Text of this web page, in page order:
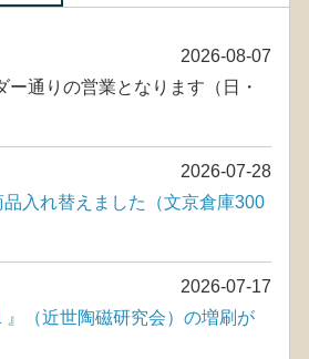
2026-08-07
ー通りの営業となります（日・
2026-07-28
入れ替えました（文京倉庫300
2026-07-17
』（近世陶磁研究会）の増刷が